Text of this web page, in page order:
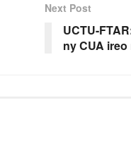
Next Post
UCTU-
ny CUA